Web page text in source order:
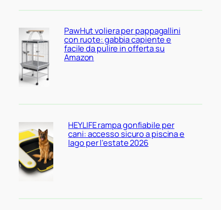
PawHut voliera per pappagallini
con ruote: gabbia capiente e
facile da pulire in offerta su
Amazon
HEYLIFE rampa gonfiabile per
cani: accesso sicuro a piscina e
lago per l’estate 2026